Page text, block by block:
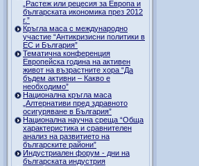
„Растеж или рецесия за Европа и
българската икономика през 2012
г.”
Кръгла маса с международно
участие “Антикризисни политики в
ЕС и България”
Тематична конференция
Европейска година на активен
живот на възрастните хора “Да
бъдем активни – Какво е
необходимо”
Национална кръгла маса
„Алтернативи пред здравното
осигуряване в България”
Национална научна среща “Обща
характеристика и сравнителен
анализ на развитието на
българските райони”
Индустриален форум - дни на
българската индустрия